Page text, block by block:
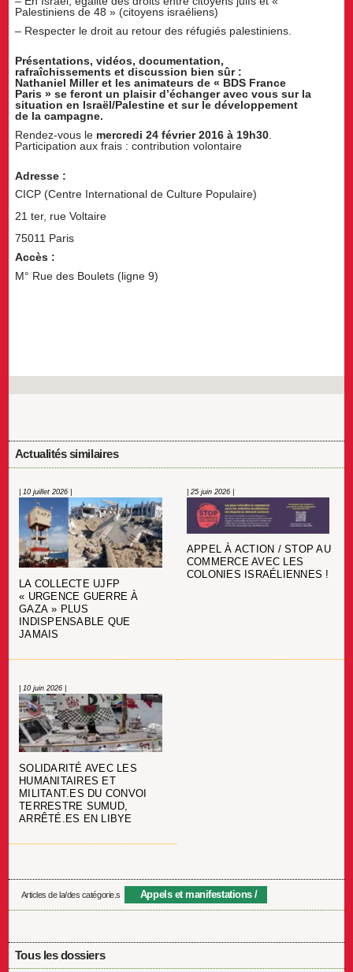
Palestiniens de 48 » (citoyens israéliens)
– Respecter le droit au retour des réfugiés palestiniens.
Présentations, vidéos, documentation,
rafraîchissements et discussion bien sûr :
Nathaniel Miller et les animateurs de « BDS France
Paris » se feront un plaisir d’échanger avec vous sur la
situation en Israël/Palestine et sur le développement
de la campagne.
Rendez-vous le mercredi 24 février 2016 à 19h30
Participation aux frais : contribution volontaire
Adresse :
CICP (Centre International de Culture Populaire)
21 ter, rue Voltaire
75011 Paris
Accès :
M° Rue des Boulets (ligne 9)
Actualités similaires
| 10 juillet 2026 |
LA COLLECTE UJFP
« URGENCE GUERRE À
GAZA » PLUS
INDISPENSABLE QUE
JAMAIS
| 25 juin 2026 |
APPEL À ACTION / STOP AU
COMMERCE AVEC LES
COLONIES ISRAÉLIENNES !
| 10 juin 2026 |
SOLIDARITÉ AVEC LES
HUMANITAIRES ET
MILITANT.ES DU CONVOI
TERRESTRE SUMUD,
ARRÊTÉ.ES EN LIBYE
Articles de la/des catégorie.s Appels et manifestations
Tous les dossiers